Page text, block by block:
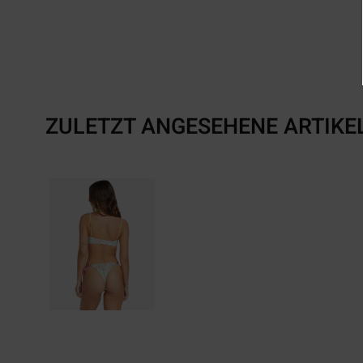
ZULETZT ANGESEHENE